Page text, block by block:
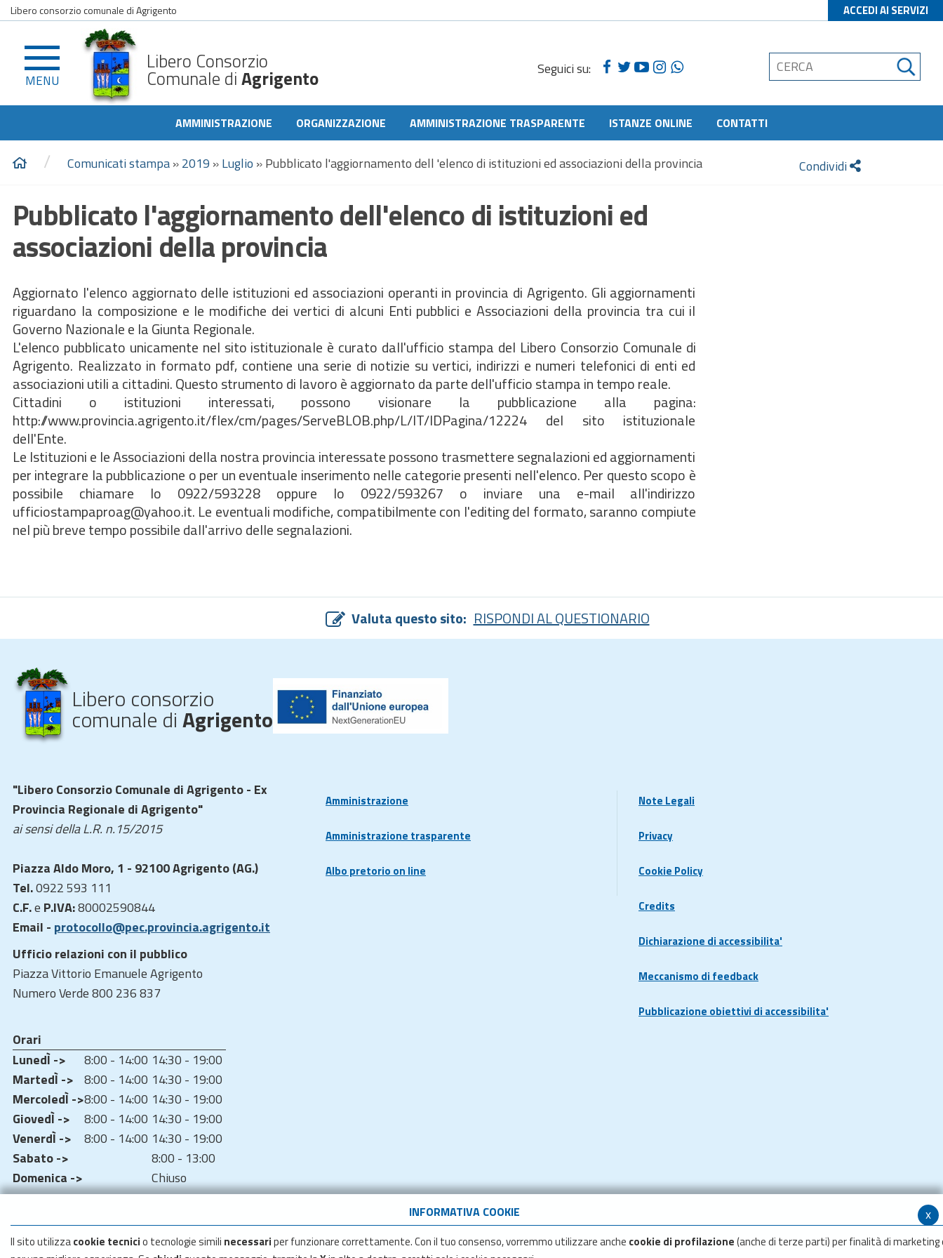
x
INFORMATIVA COOKIE
Il sito utilizzacookie tecnicio tecnologie simili necessariper funzionare correttamente. Con il tuo consenso, vorremmo utilizzare anche cookie di profilazione(anche di terze parti) per finalità di marketing
Libero consorzio comunale di Agrigento ACCEDI AI SERVIZI
MENU
Libero Consorzio
Comunale diAgrigento Seguici su:
AMMINISTRAZIONE ORGANIZZAZIONE AMMINISTRAZIONE TRASPARENTE ISTANZE ONLINE CONTATTI
/ Comunicati stampa»2019 »Luglio »Pubblicato l'aggiornamento dell 'elenco di istituzioni ed associazioni della provincia Condividi
Pubblicato l'aggiornamento dell'elenco di istituzioni ed
associazioni della provincia
Aggiornato l'elenco aggiornato delle istituzioni ed associazioni operanti in provincia di Agrigento. Gli aggiornamenti
riguardano la composizione e le modifiche dei vertici di alcuni Enti pubblici e Associazioni della provincia tra cui il
Governo Nazionale e la Giunta Regionale.
L'elenco pubblicato unicamente nel sito istituzionale è curato dall'ufficio stampa del Libero Consorzio Comunale di
Agrigento. Realizzato in formato pdf, contiene una serie di notizie su vertici, indirizzi e numeri telefonici di enti ed
associazioni utili a cittadini. Questo strumento di lavoro è aggiornato da parte dell'ufficio stampa in tempo reale.
Cittadini o istituzioni interessati, possono visionare la pubblicazione alla pagina:
http://www.provincia.agrigento.it/flex/cm/pages/ServeBLOB.php/L/IT/IDPagina/12224 del sito istituzionale
dell'Ente.
Le Istituzioni e le Associazioni della nostra provincia interessate possono trasmettere segnalazioni ed aggiornamenti
per integrare la pubblicazione o per un eventuale inserimento nelle categorie presenti nell'elenco. Per questo scopo è
possibile chiamare lo 0922/593228 oppure lo 0922/593267 o inviare una e-mail all'indirizzo
ufficiostampaproag@yahoo.it. Le eventuali modifiche, compatibilmente con l'editing del formato, saranno compiute
nel più breve tempo possibile dall'arrivo delle segnalazioni.
Valuta questo sito: RISPONDI AL QUESTIONARIO
Libero consorzio
comunale diAgrigento
"Libero Consorzio Comunale di Agrigento - Ex
Provincia Regionale di Agrigento"
ai sensi della L.R. n.15/2015
Piazza Aldo Moro, 1 - 92100 Agrigento (AG.)
Tel.0922 593 111
C.F.e P.IVA:80002590844
Email - protocollo@pec.provincia.agrigento.it
Ufficio relazioni con il pubblico
Piazza Vittorio Emanuele Agrigento
Numero Verde 800 236 837
Orari
LunedÌ ->
8:00 - 14:00 14:30 - 19:00
MartedÌ -> 8:00 - 14:00 14:30 - 19:00
MercoledÌ ->8:00 - 14:00 14:30 - 19:00
GiovedÌ ->
8:00 - 14:00 14:30 - 19:00
VenerdÌ ->
8:00 - 14:00 14:30 - 19:00
Sabato ->
8:00 - 13:00
Domenica ->
Chiuso
Amministrazione
Amministrazione trasparente
Albo pretorio on line
Note Legali
Privacy
Cookie Policy
Credits
Dichiarazione di accessibilita'
Meccanismo di feedback
Pubblicazione obiettivi di accessibilita'